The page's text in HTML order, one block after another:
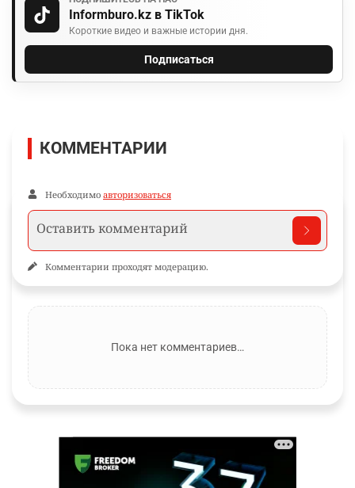
Informburo.kz в TikTok
Короткие видео и важные истории дня.
Подписаться
КОММЕНТАРИИ
Необходимо авторизоваться
Комментарии проходят модерацию.
Пока нет комментариев…